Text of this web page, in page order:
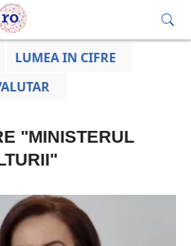
LUMEA IN CIFRE
"MINISTERUL